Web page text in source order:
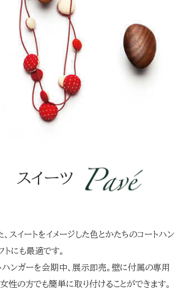
スイーツ
スイートをイメージした色とかたちのコートハン
トにも最適です。
ンガーを会期中、展示即売。壁に付属の専用
性の方でも簡単に取り付けることができます。